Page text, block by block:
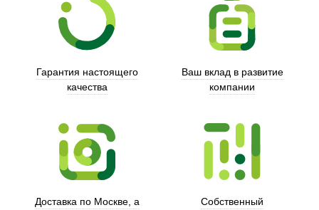
Гарантия настоящего
качества
Ваш вклад в развитие
компании
Доставка по Москве, а
Собственный